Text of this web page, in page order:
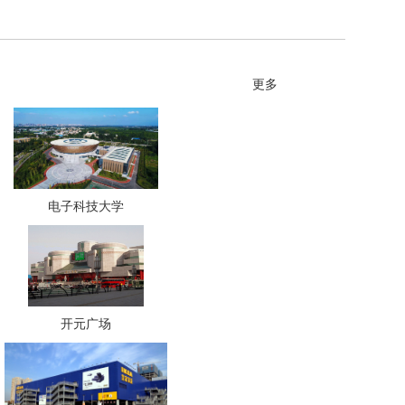
更多
电子科技大学
开元广场